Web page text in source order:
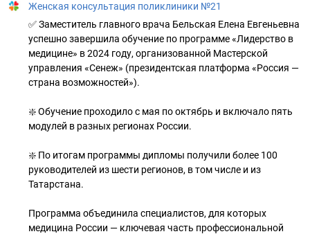
Женская консультация поликлиники №21
✅ Заместитель главного врача Бельская Елена Евгеньевна
успешно завершила обучение по программе «Лидерство в
медицине» в 2024 году, организованной Мастерской
управления «Сенеж» (президентская платформа «Россия —
страна возможностей»). ⁣⁣⠀
❇️ Обучение проходило с мая по октябрь и включало пять
модулей в разных регионах России.
❇️ По итогам программы дипломы получили более 100
руководителей из шести регионов, в том числе и из
Татарстана.⁣⁣⁣⁣⠀
Программа объединила специалистов, для которых
медицина России — ключевая часть профессиональной